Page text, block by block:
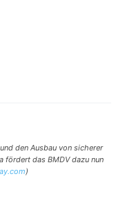
den Ausbau von sicherer
fördert das BMDV dazu nun
)